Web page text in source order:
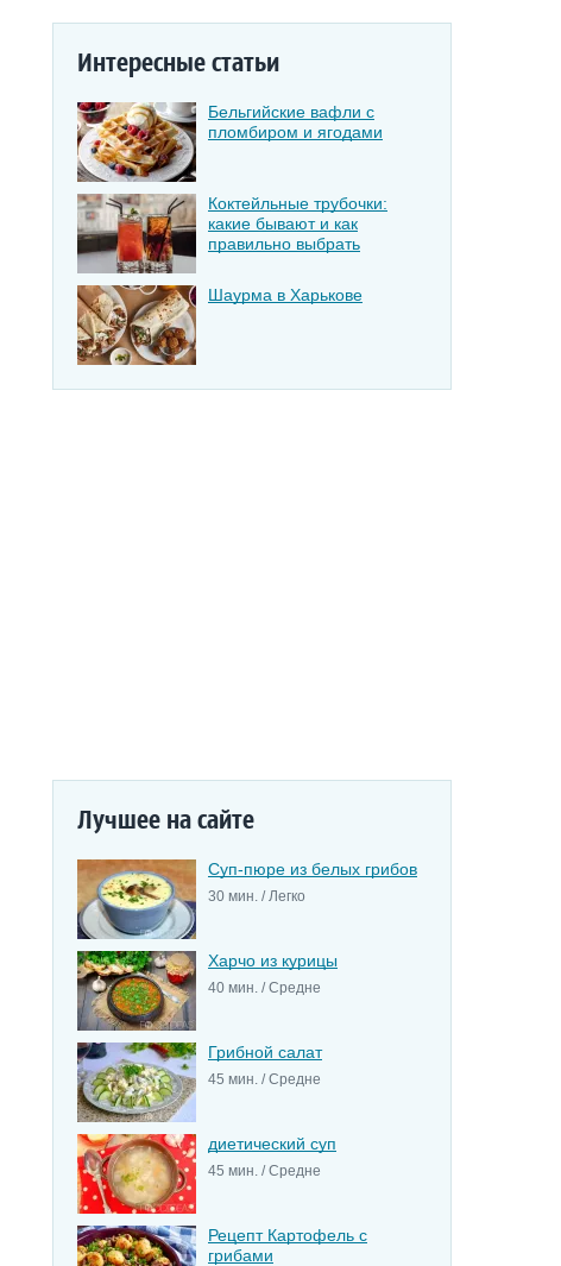
Интересные статьи
Бельгийские вафли с
пломбиром и ягодами
Коктейльные трубочки:
какие бывают и как
правильно выбрать
Шаурма в Харькове
Лучшее на сайте
Суп-пюре из белых грибов
30 мин. / Легко
Харчо из курицы
40 мин. / Средне
Грибной салат
45 мин. / Средне
диетический суп
45 мин. / Средне
Рецепт Картофель с
грибами